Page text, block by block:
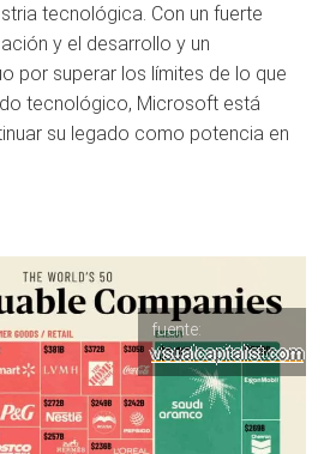
tecnológica. Con un fuerte
y el desarrollo y un
por superar los límites de lo que
tecnológico, Microsoft está
su legado como potencia en
fuente:
visualcapitalist.com